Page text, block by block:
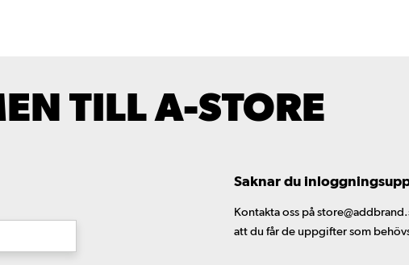
TILL A-STORE
Saknar du
Kontakta oss på
att du får de uppgifter som